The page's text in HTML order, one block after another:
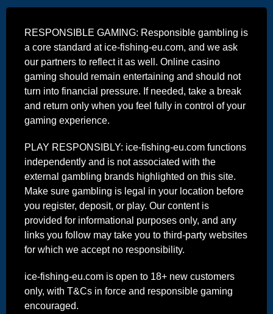
RESPONSIBLE GAMING: Responsible gambling is
a core standard at ice-fishing-eu.com, and we ask
our partners to reflect it as well. Online casino
gaming should remain entertaining and should not
turn into financial pressure. If needed, take a break
and return only when you feel fully in control of your
gaming experience.
PLAY RESPONSIBLY: ice-fishing-eu.com functions
independently and is not associated with the
external gambling brands highlighted on this site.
Make sure gambling is legal in your location before
you register, deposit, or play. Our content is
provided for informational purposes only, and any
links you follow may take you to third-party websites
for which we accept no responsibility.
ice-fishing-eu.com is open to 18+ new customers
only, with T&Cs in force and responsible gaming
encouraged.